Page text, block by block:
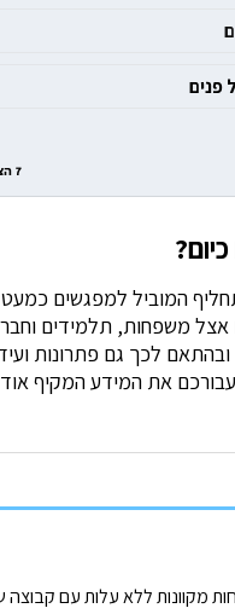
פנים
7
המוביל למפגשים
משפחות, תלמידים
לכך גם פתרונות
את המידע המקיף